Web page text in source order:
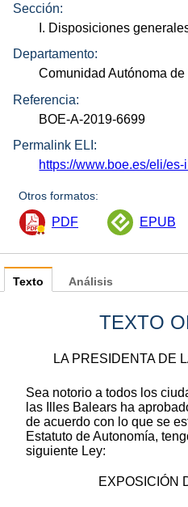
Sección:
I. Disposiciones
Departamento:
Comunidad Autónoma
Referencia:
BOE-A-2019-6699
Permalink ELI:
https://www.boe.es/eli/
Otros formatos:
PDF EPUB
Texto
TEXTO
LA PRESIDENTA DE
Sea notorio a todos los
las Illes Balears ha
de acuerdo con lo que se
Estatuto de Autonomía,
siguiente Ley:
EXPOSICIÓN
Análisis